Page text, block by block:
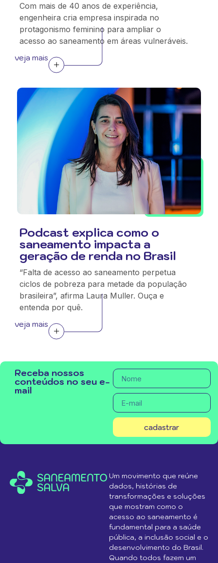
Com mais de 40 anos de experiência,
engenheira cria empresa inspirada no
protagonismo feminino para ampliar o
acesso ao saneamento em áreas vulneráveis.
veja mais
Podcast explica como o
saneamento impacta a
geração de renda no Brasil
“Falta de acesso ao saneamento perpetua
ciclos de pobreza para metade da população
brasileira”, afirma Laura Muller. Ouça e
entenda por quê.
veja mais
Receba nossos
conteúdos no seu e-
mail
cadastrar
Um movimento que reúne
dados, histórias de
transformações e soluções
que mostram como o
acesso ao saneamento é
fundamental para a saúde
pública, a inclusão social e o
desenvolvimento do Brasil.
Quando todos fazem um